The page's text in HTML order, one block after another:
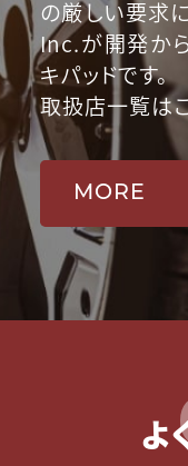
の厳しい要求
Inc.が開発か
キパッドです。
取扱店一覧は
MORE
よ